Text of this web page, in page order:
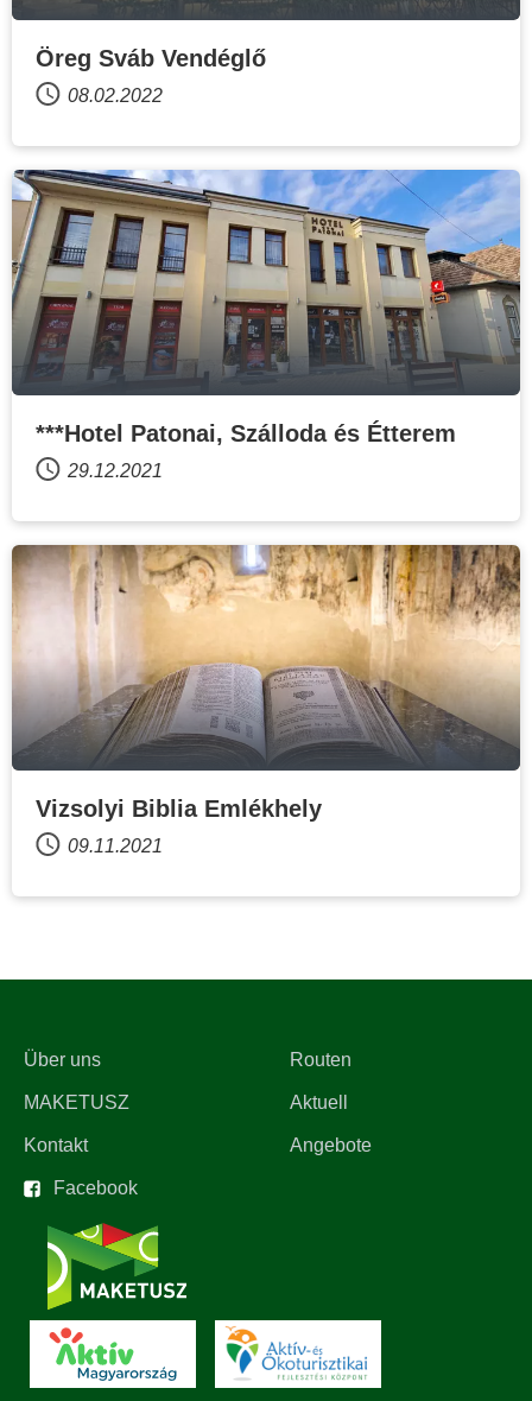
Öreg Sváb Vendéglő
08.02.2022
***Hotel Patonai, Szálloda és Étterem
29.12.2021
Vizsolyi Biblia Emlékhely
09.11.2021
Über uns
MAKETUSZ
Kontakt
Routen
Aktuell
Angebote
Facebook